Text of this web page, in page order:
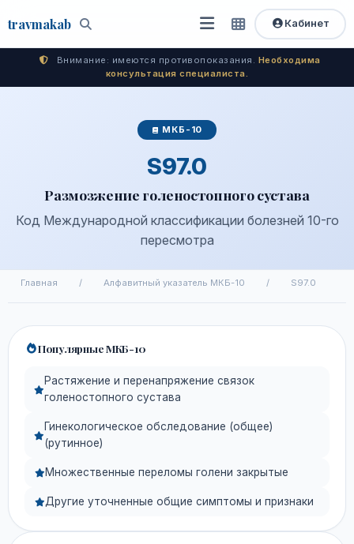
travmakab Поиск
Открыть
меню
Быстрый
доступ
Кабинет
Внимание: имеются противопоказания. Необходима
консультация специалиста.
МКБ-10
S97.0
Размозжение голеностопного сустава
Код Международной классификации болезней 10-го
пересмотра
Главная / Алфавитный указатель МКБ-10 / S97.0
Популярные МКБ-10
Растяжение и перенапряжение связок
голеностопного сустава
Гинекологическое обследование (общее)
(рутинное)
Множественные переломы голени закрытые
Другие уточненные общие симптомы и признаки